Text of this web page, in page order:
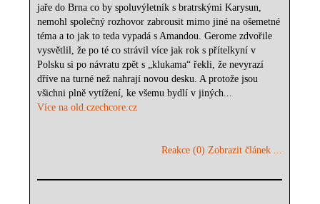
jaře do Brna co by spoluvýletník s bratrskými Karysun,
nemohl společný rozhovor zabrousit mimo jiné na ošemetné
téma a to jak to teda vypadá s Amandou. Gerome zdvořile
vysvětlil, že po té co strávil více jak rok s přítelkyní v
Polsku si po návratu zpět s „klukama“ řekli, že nevyrazí
dříve na turné než nahrají novou desku. A protože jsou
všichni plně vytížení, ke všemu bydlí v jiných...
Více na old.czechcore.cz
Reakce (0) Zobrazit článek ...